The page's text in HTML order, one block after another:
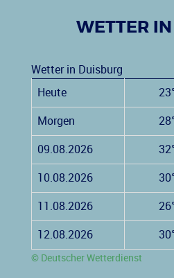
WETTER
Wetter in Duisburg
Heute
Morgen
09.08.2026
10.08.2026
11.08.2026
12.08.2026
© Deutscher Wetterdienst